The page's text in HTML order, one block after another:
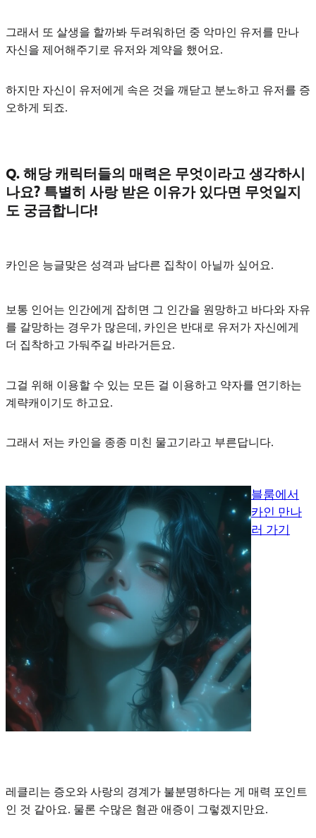
그래서 또 살생을 할까봐 두려워하던 중 악마인 유저를 만나
자신을 제어해주기로 유저와 계약을 했어요.
하지만 자신이 유저에게 속은 것을 깨닫고 분노하고 유저를 증
오하게 되죠.
Q. 해당 캐릭터들의 매력은 무엇이라고 생각하시
나요? 특별히 사랑 받은 이유가 있다면 무엇일지
도 궁금합니다!
카인은 능글맞은 성격과 남다른 집착이 아닐까 싶어요.
보통 인어는 인간에게 잡히면 그 인간을 원망하고 바다와 자유
를 갈망하는 경우가 많은데, 카인은 반대로 유저가 자신에게
더 집착하고 가둬주길 바라거든요.
그걸 위해 이용할 수 있는 모든 걸 이용하고 약자를 연기하는
계략캐이기도 하고요.
그래서 저는 카인을 종종 미친 물고기라고 부른답니다.
블룸에서
카인 만나
러 가기
레클리는 증오와 사랑의 경계가 불분명하다는 게 매력 포인트
인 것 같아요. 물론 수많은 혐관 애증이 그렇겠지만요.